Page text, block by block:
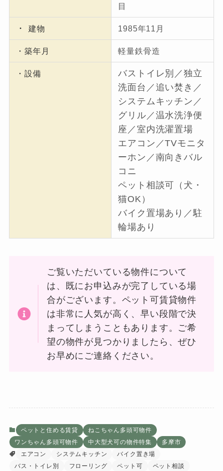
目
・ 建物 1985年11月
・築年月 軽量鉄骨造
・設備
バストイレ別／独立
洗面台／追い焚き／
システムキッチン／
グリル／温水洗浄便
座／室内洗濯置場
エアコン／TVモニタ
ーホン／南向きバル
コニ
ペット相談可（犬・
猫OK）
バイク置場あり／駐
輪場あり
ご覧いただいている物件について
は、既にお申込みが完了している場
合がございます。ペット可賃貸物件
は非常に人気が高く、早い段階で決
まってしまうこともあります。ご希
望の物件が見つかりましたら、ぜひ
お早めにご連絡ください。
ペットと住める賃貸
ねこちゃん多頭可物件
ワンちゃん多頭可物件
中大型犬可の物件特集
多摩市
エアコン
システムキッチン
バイク置き場
バス・トイレ別
フローリング ペット可 ペット相談